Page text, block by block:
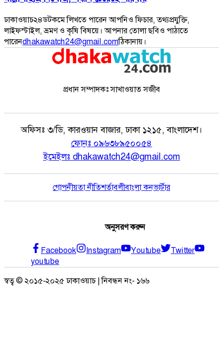
ঢাকাওয়াচ২৪ডটকমে লিখতে পারেন আপনিও ফিচার, তথ্যপ্রযুক্তি,
লাইফস্টাইল, ভ্রমণ ও কৃষি বিষয়ে। আপনার তোলা ছবিও পাঠাতে
পারেনdhakawatch24@gmail.comঠিকানায়।
প্রধান সম্পাদকঃ সাখাওয়াত সজীব
অফিসঃ ৩/ডি, কারওয়ান বাজার, ঢাকা ১২১৫, বাংলাদেশ।
ফোনঃ ০৯৬৩৮৯৫০০৫৪
ইমেইলঃ dhakawatch24@gmail.com
গোপনীয়তা নীতিশর্তাবলীবাংলা কনভার্টার
অনুসরণ করুন
Facebook Instagram Youtube
Twitter
youtube
স্বত্ব © ২০১৫-২০২৫ ঢাকাওয়াচ | নিবন্ধন নং- ১৬৬